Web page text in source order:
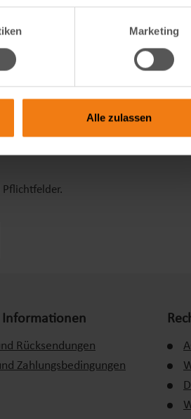
Marketing
Alle zulassen
ab.
Informationen
Rücksendungen
Zahlungsbedingungen